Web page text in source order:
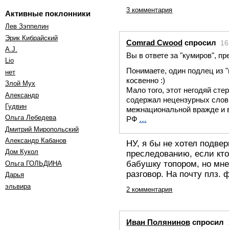
Активные поклонники
Лев Зэппелин
Эрик Кибрайский
A.J.
Lio
нет
Злой Мух
Александр
Гудвин
Ольга Лебедева
Дмитрий Миропольский
Александр Кабанов
Дом Кукол
Oльга ГОЛЬДИНА
Дарья
эльвира
3 комментария
Comrad Cwoodспросил
Вы в ответе за "кумиров",
Понимаете, один подлец из
косвенно :)
Мало того, этот негодяй
содержал нецензурных
межнациональной вражде и
РФ …
НУ, я бы не хотел
преследованию, если
бабушку топором, но
разговор. На почту
2 комментария
Иван Поляниновспросил